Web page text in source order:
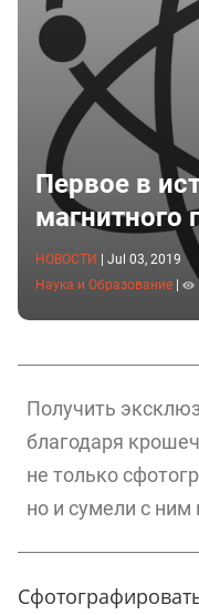
Первое в
магнитного
НОВОСТИ
Jul 03, 2019
Наука и Образование
Получить
благодаря
не только
но и сумели с ним